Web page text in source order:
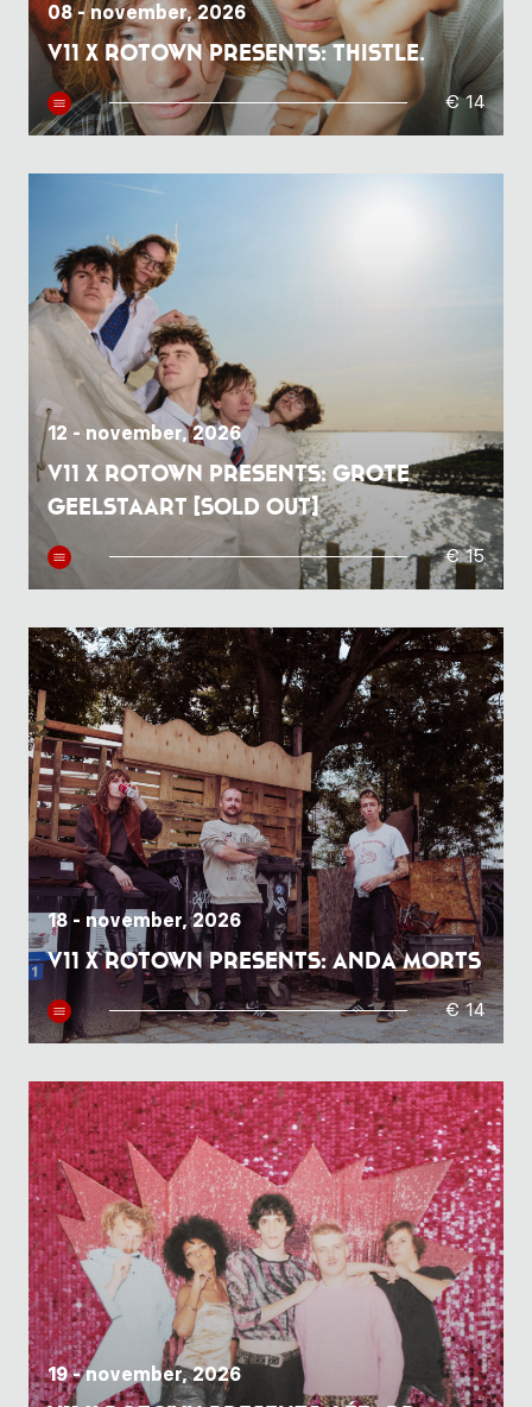
08 - november, 2026
V11 x Rotown presents: thistle.
€ 14
12 - november, 2026
V11 x Rotown presents: Grote
Geelstaart [SOLD OUT]
€ 15
18 - november, 2026
V11 x Rotown presents: ANDA MORTS
€ 14
19 - november, 2026